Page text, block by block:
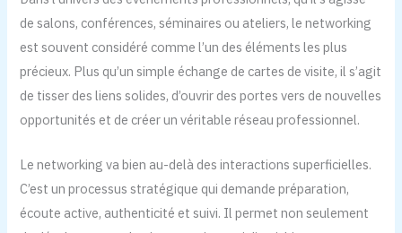
de salons, conférences, séminaires ou ateliers, le networking
est souvent considéré comme l’un des éléments les plus
précieux. Plus qu’un simple échange de cartes de visite, il s’agit
de tisser des liens solides, d’ouvrir des portes vers de nouvelles
opportunités et de créer un véritable réseau professionnel.
Le networking va bien au-delà des interactions superficielles.
C’est un processus stratégique qui demande préparation,
écoute active, authenticité et suivi. Il permet non seulement